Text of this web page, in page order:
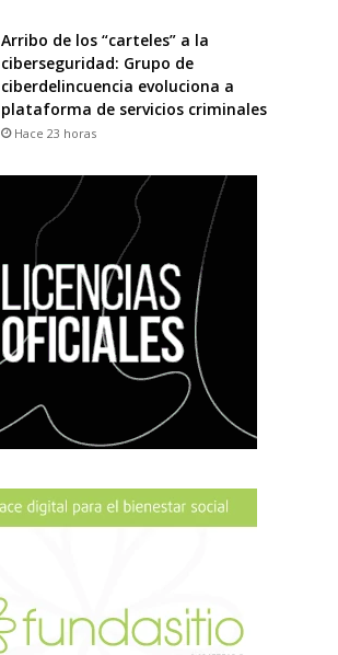
Arribo de los “carteles” a la
ciberseguridad: Grupo de
ciberdelincuencia evoluciona a
plataforma de servicios criminales
Hace 23 horas